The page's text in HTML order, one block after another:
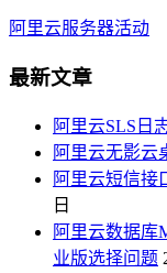
阿里云服务器活动
最新文章
阿里云SLS日
阿里云无影云
阿里云短信接
日
阿里云数据库
业版选择问题